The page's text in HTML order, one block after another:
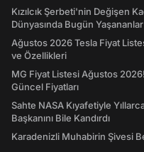
Kızılcık Şerbeti'nin Değişen
Dünyasında Bugün Yaşananlar
Ağustos 2026 Tesla Fiyat
ve Özellikleri
MG Fiyat Listesi Ağustos
Güncel Fiyatları
Sahte NASA Kıyafetiyle
Başkanını Bile Kandırdı
Karadenizli Muhabirin Şivesi